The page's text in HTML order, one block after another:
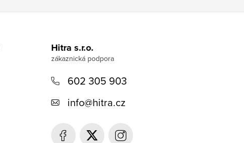
Hitra s.r.o.
602 305 903
info@hitra.cz